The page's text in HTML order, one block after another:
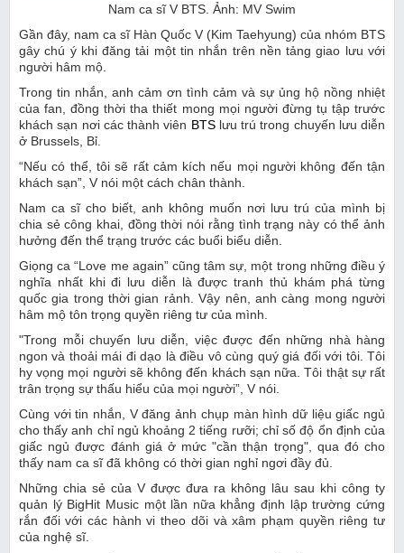
Nam ca sĩ V BTS. Ảnh: MV Swim
Gần đây, nam ca sĩ Hàn Quốc V (Kim Taehyung) của nhóm BTS
gây chú ý khi đăng tải một tin nhắn trên nền tảng giao lưu với
người hâm mộ.
Trong tin nhắn, anh cảm ơn tình cảm và sự ủng hộ nồng nhiệt
của fan, đồng thời tha thiết mong mọi người đừng tụ tập trước
khách sạn nơi các thành viên BTSlưu trú trong chuyến lưu diễn
ở Brussels, Bỉ.
“Nếu có thể, tôi sẽ rất cảm kích nếu mọi người không đến tận
khách sạn”, V nói một cách chân thành.
Nam ca sĩ cho biết, anh không muốn nơi lưu trú của mình bị
chia sẻ công khai, đồng thời nói rằng tình trạng này có thể ảnh
hưởng đến thể trạng trước các buổi biểu diễn.
Giọng ca “Love me again” cũng tâm sự, một trong những điều ý
nghĩa nhất khi đi lưu diễn là được tranh thủ khám phá từng
quốc gia trong thời gian rảnh. Vậy nên, anh càng mong người
hâm mộ tôn trọng quyền riêng tư của mình.
"Trong mỗi chuyến lưu diễn, việc được đến những nhà hàng
ngon và thoải mái đi dạo là điều vô cùng quý giá đối với tôi. Tôi
hy vọng mọi người sẽ không đến khách sạn nữa. Tôi thật sự rất
trân trọng sự thấu hiểu của mọi người”, V nói.
Cùng với tin nhắn, V đăng ảnh chụp màn hình dữ liệu giấc ngủ
cho thấy anh chỉ ngủ khoảng 2 tiếng rưỡi; chỉ số độ ổn định của
giấc ngủ được đánh giá ở mức "cần thận trọng", qua đó cho
thấy nam ca sĩ đã không có thời gian nghỉ ngơi đầy đủ.
Những chia sẻ của V được đưa ra không lâu sau khi công ty
quản lý BigHit Music một lần nữa khẳng định lập trường cứng
rắn đối với các hành vi theo dõi và xâm phạm quyền riêng tư
của nghệ sĩ.